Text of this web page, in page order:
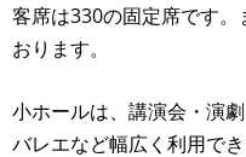
客席は330の固定席です
おります。
小ホールは、講演会・演
バレエなど幅広く利用でき